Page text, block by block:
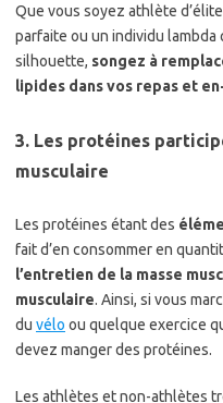
Que vous soyez athlète
parfaite ou un individu
silhouette, songez à
lipides dans vos repas et
3. Les protéines
musculaire
Les protéines étant des
fait d’en consommer en
l’entretien de la masse
musculaire. Ainsi, si vous
du vélo ou quelque exercice
devez manger des protéines.
Les athlètes et non-athlètes